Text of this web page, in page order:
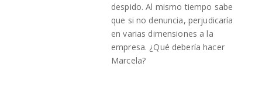
despido. Al mismo tiempo sabe
que si no denuncia, perjudicaría
en varias dimensiones a la
empresa. ¿Qué debería hacer
Marcela?